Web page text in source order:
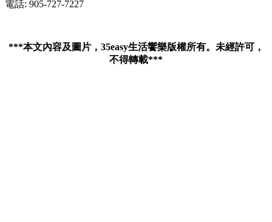
電話: 905-727-7227
***本文內容及圖片，35easy生活饗樂版權所有。未經許可，
不得轉載***